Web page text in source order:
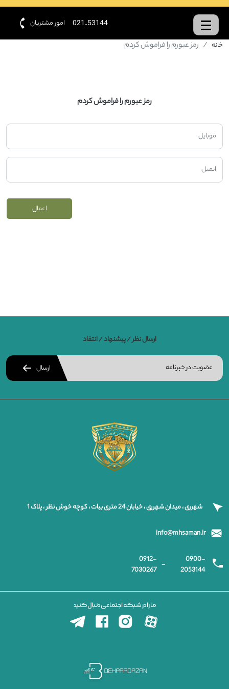
021-53144 امور مشتریان
خانه رمز عبورم را فراموش کردم
رمز عبورم را فراموش کردم
اعمال
ارسال نظر / پیشنهاد / انتقاد
ارسال
شهرری ، میدان شهرری ، خیابان 24 متری بیات ، کوچه خوش نظر ، پلاک 1
info@mhsaman.ir
0900-
2053144
-
0912-
7030267
ما را در شبکه اجتماعی دنبال کنید